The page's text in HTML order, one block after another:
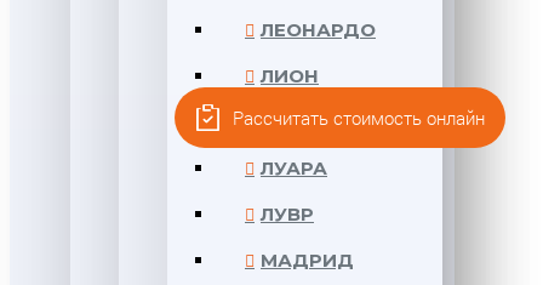
ЛЕОНАРДО
ЛИОН
ЛОНДОН
ЛУАРА
ЛУВР
МАДРИД
Рассчитать стоимость онлайн